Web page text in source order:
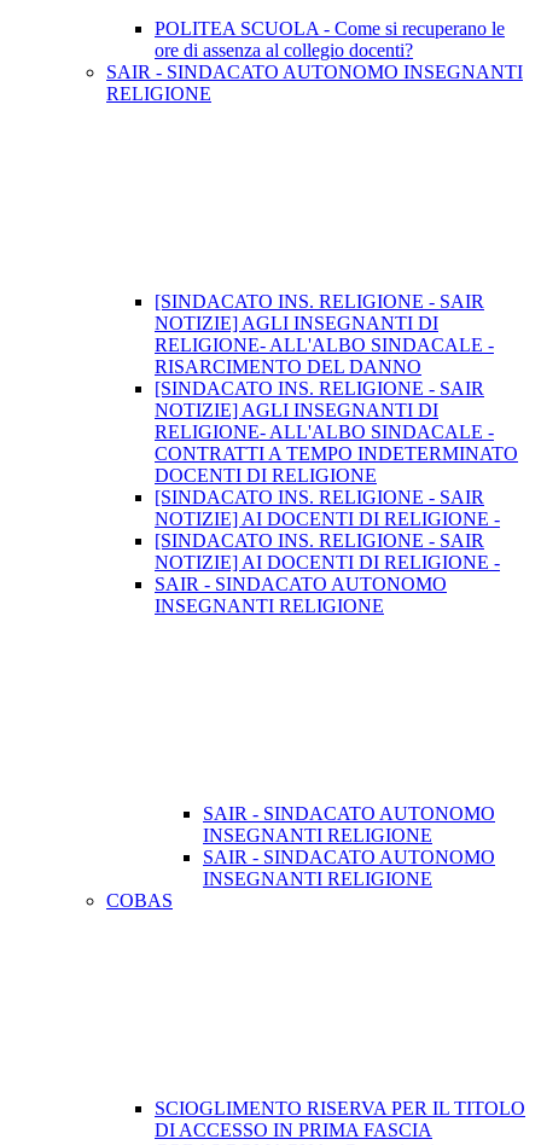
POLITEA SCUOLA - Come si recuperano le
ore di assenza al collegio docenti?
SAIR - SINDACATO AUTONOMO INSEGNANTI
RELIGIONE
[SINDACATO INS. RELIGIONE - SAIR
NOTIZIE] AGLI INSEGNANTI DI
RELIGIONE- ALL'ALBO SINDACALE -
RISARCIMENTO DEL DANNO
[SINDACATO INS. RELIGIONE - SAIR
NOTIZIE] AGLI INSEGNANTI DI
RELIGIONE- ALL'ALBO SINDACALE -
CONTRATTI A TEMPO INDETERMINATO
DOCENTI DI RELIGIONE
[SINDACATO INS. RELIGIONE - SAIR
NOTIZIE] AI DOCENTI DI RELIGIONE -
[SINDACATO INS. RELIGIONE - SAIR
NOTIZIE] AI DOCENTI DI RELIGIONE -
SAIR - SINDACATO AUTONOMO
INSEGNANTI RELIGIONE
SAIR - SINDACATO AUTONOMO
INSEGNANTI RELIGIONE
SAIR - SINDACATO AUTONOMO
INSEGNANTI RELIGIONE
COBAS
SCIOGLIMENTO RISERVA PER IL TITOLO
DI ACCESSO IN PRIMA FASCIA